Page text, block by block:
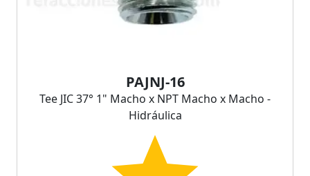
PAJNJ-16
Tee JIC 37° 1" Macho x NPT Macho x Macho -
Hidráulica